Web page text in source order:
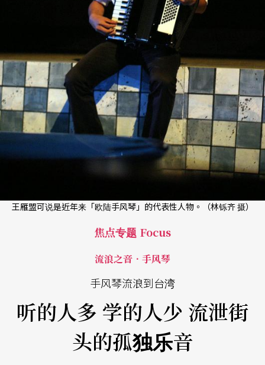
王雁盟可说是近年来「欧陆手风琴」的代表性人物。（林铄齐 摄）
焦点专题 Focus
流浪之音．手风琴
手风琴流浪到台湾
听的人多 学的人少 流泄街
头的孤独乐音